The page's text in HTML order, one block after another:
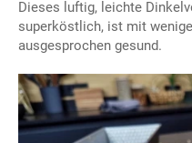
Dieses luftig, leichte
superköstlich, ist mit
ausgesprochen gesund.